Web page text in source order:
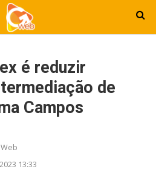
é reduzir
de
Campos
13:33